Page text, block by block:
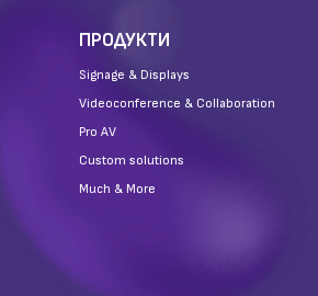
ПРОДУКТИ
Signage & Displays
Videoconference & Collaboration
Pro AV
Custom solutions
Much & More